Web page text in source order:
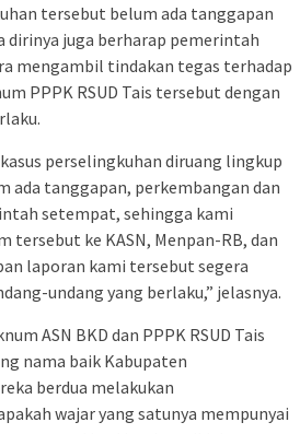
tersebut belum ada tanggapan
dirinya juga berharap pemerintah
mengambil tindakan tegas terhadap
PPPK RSUD Tais tersebut dengan
perselingkuhan diruang lingkup
ada tanggapan, perkembangan dan
setempat, sehingga kami
tersebut ke KASN, Menpan-RB, dan
laporan kami tersebut segera
undang yang berlaku,” jelasnya.
ASN BKD dan PPPK RSUD Tais
nama baik Kabupaten
berdua melakukan
wajar yang satunya mempunyai